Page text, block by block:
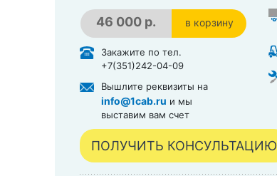
46 000 р. в корзину
Закажите по тел.
+7(351)242-04-09
Вышлите реквизиты на
info@1cab.ru и мы
выставим вам счет
ПОЛУЧИТЬ КОНСУЛЬТАЦИЮ